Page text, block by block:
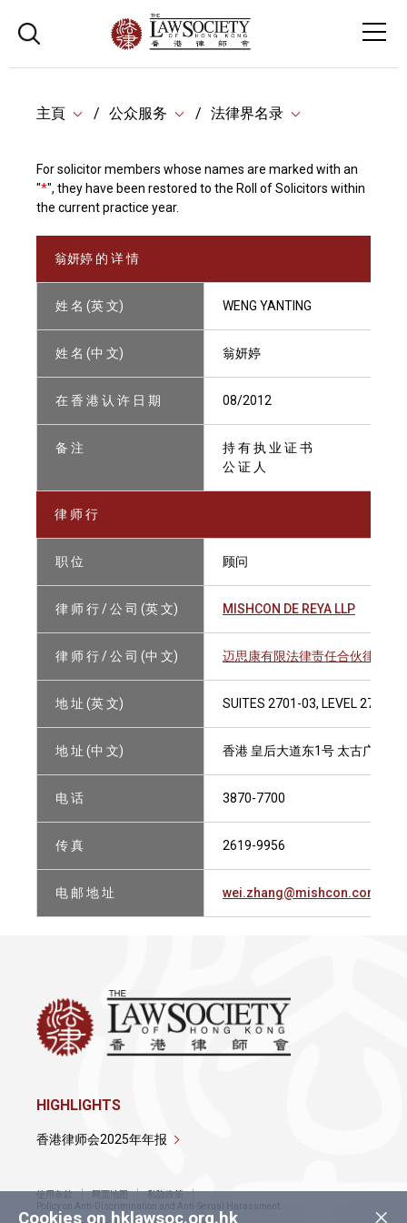
主頁 公众服务 法律界名录
For solicitor members whose names are marked with an
"*", they have been restored to the Roll of Solicitors within
the current practice year.
翁妍婷 的 详 情
姓 名 (英 文) WENG YANTING
姓 名 (中 文) 翁妍婷
在 香 港 认 许 日 期 08/2012
备 注
持 有 执 业 证 书
公 证 人
律 师 行
职 位 顾问
律 师 行 / 公 司 (英 文) MISHCON DE REYA LLP
律 师 行 / 公 司 (中 文) 迈思康有限法律责任合伙律师事
地 址 (英 文) SUITES 2701-03, LEVEL 27,
地 址 (中 文) 香港 皇后大道东1号 太古广场3
电 话 3870-7700
传 真 2619-9956
电 邮 地 址 wei.zhang@mishcon.com
×
Cookies on hklawsoc.org.hk
HIGHLIGHTS
香港律师会2025年年报
使用条款 网页地图
私隐政策
Policy on Anti-Discrimination and Anti-Sexual Harassment